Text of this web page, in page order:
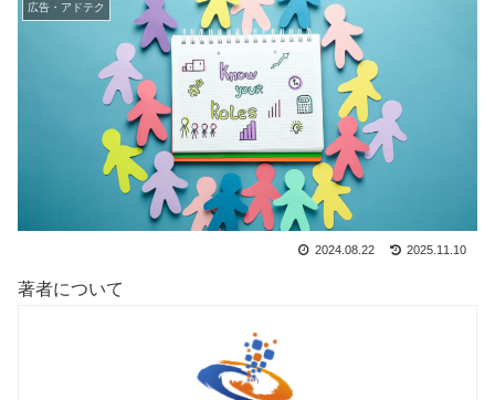
広告・アドテク
2024.08.22 2025.11.10
著者について